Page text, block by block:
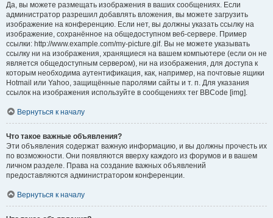
Да, вы можете размещать изображения в ваших сообщениях. Если
администратор разрешил добавлять вложения, вы можете загрузить
изображение на конференцию. Если нет, вы должны указать ссылку на
изображение, сохранённое на общедоступном веб-сервере. Пример
ссылки: http://www.example.com/my-picture.gif. Вы не можете указывать
ссылку ни на изображения, хранящиеся на вашем компьютере (если он не
является общедоступным сервером), ни на изображения, для доступа к
которым необходима аутентификация, как, например, на почтовые ящики
Hotmail или Yahoo, защищённые паролями сайты и т. п. Для указания
ссылок на изображения используйте в сообщениях тег BBCode [img].
Вернуться к началу
Что такое важные объявления?
Эти объявления содержат важную информацию, и вы должны прочесть их
по возможности. Они появляются вверху каждого из форумов и в вашем
личном разделе. Права на создание важных объявлений
предоставляются администратором конференции.
Вернуться к началу